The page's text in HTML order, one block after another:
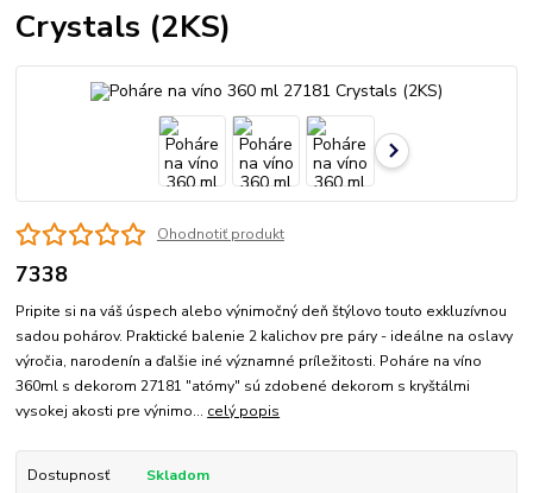
Crystals (2KS)
Ohodnotiť produkt
7338
Pripite si na váš úspech alebo výnimočný deň štýlovo touto exkluzívnou
sadou pohárov. Praktické balenie 2 kalichov pre páry - ideálne na oslavy
výročia, narodenín a ďalšie iné významné príležitosti. Poháre na víno
360ml s dekorom 27181 "atómy" sú zdobené dekorom s kryštálmi
vysokej akosti pre výnimo... celý popis
Dostupnosť Skladom